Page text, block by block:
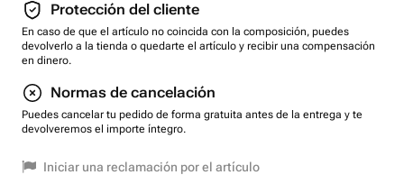
Protección del cliente
En caso de que el artículo no coincida con la composición, puedes
devolverlo a la tienda o quedarte el artículo y recibir una compensación
en dinero.
Normas de cancelación
Puedes cancelar tu pedido de forma gratuita antes de la entrega y te
devolveremos el importe íntegro.
Iniciar una reclamación por el artículo